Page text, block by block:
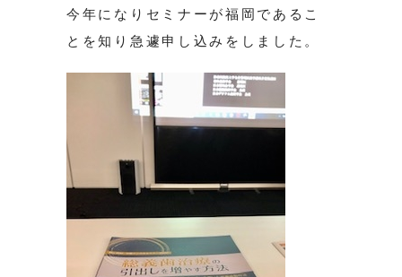
今年になりセミナーが福岡であるこ
とを知り急遽申し込みをしました。